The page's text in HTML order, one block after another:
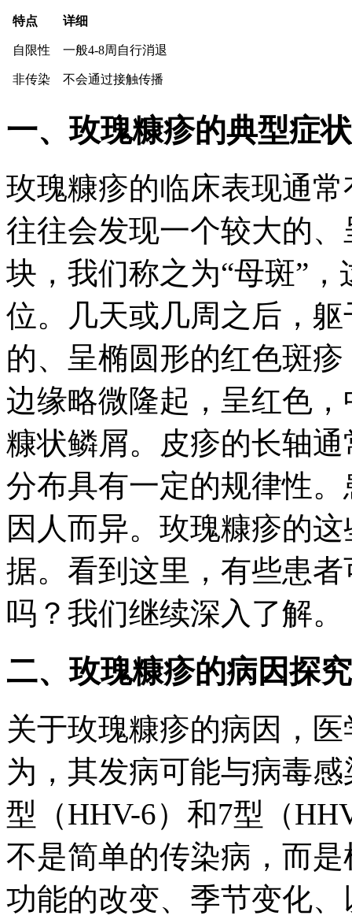
特点 详细
自限性 一般4-8周自行消退
非传染 不会通过接触传播
一、玫瑰糠疹的典型症状
玫瑰糠疹的临床表现通
往往会发现一个较大的
块，我们称之为“母斑”
位。几天或几周之后，
的、呈椭圆形的红色斑
边缘略微隆起，呈红色
糠状鳞屑。皮疹的长轴
分布具有一定的规律性
因人而异。玫瑰糠疹的
据。看到这里，有些患
吗？我们继续深入了解。
二、玫瑰糠疹的病因探究
关于玫瑰糠疹的病因，
为，其发病可能与病毒
型（HHV-6）和7型（
不是简单的传染病，而
功能的改变、季节变化